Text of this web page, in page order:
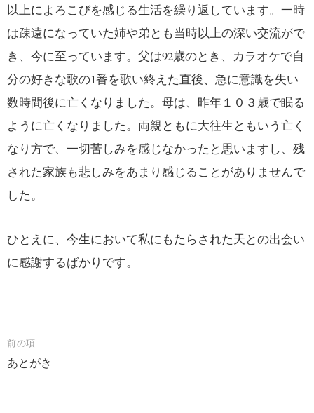
以上によろこびを感じる生活を繰り返しています。一時
は疎遠になっていた姉や弟とも当時以上の深い交流がで
き、今に至っています。父は92歳のとき、カラオケで自
分の好きな歌の1番を歌い終えた直後、急に意識を失い
数時間後に亡くなりました。母は、昨年１０３歳で眠る
ように亡くなりました。両親ともに大往生ともいう亡く
なり方で、一切苦しみを感じなかったと思いますし、残
された家族も悲しみをあまり感じることがありませんで
した。
ひとえに、今生において私にもたらされた天との出会い
に感謝するばかりです。
投
稿
前の項
あとがき